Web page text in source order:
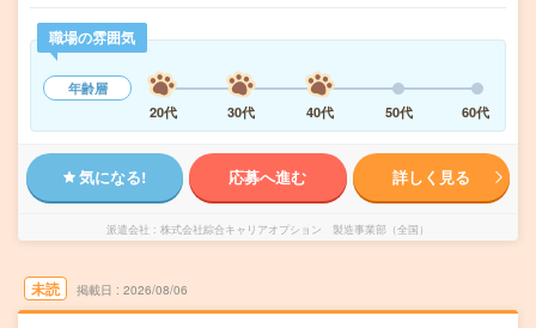
職場の雰囲気
年齢層
20代
30代 40代 50代 60代
気になる! 応募へ進む 詳しく見る
派遣会社 株式会社綜合キャリアオプション 製造事業部（全国）
未読 掲載日 2026/08/06